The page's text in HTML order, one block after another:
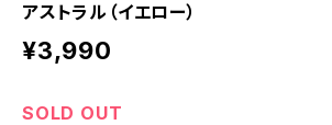
アストラル（イエロー）
¥3,990
SOLD OUT